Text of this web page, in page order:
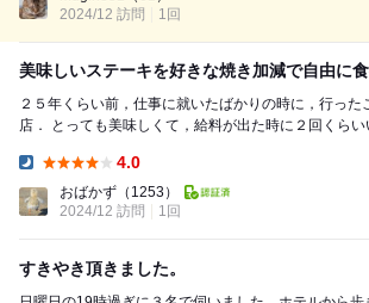
2024/12 訪問
1回
美味しいステーキを好きな焼き加減で自由に食
２５年くらい前，仕事に就いたばかりの時に，行った
店． とっても美味しくて，給料が出た時に２回くらいいっただけだっ
4.0
おばかず （1253）
2024/12 訪問
1回
すきやき頂きました。